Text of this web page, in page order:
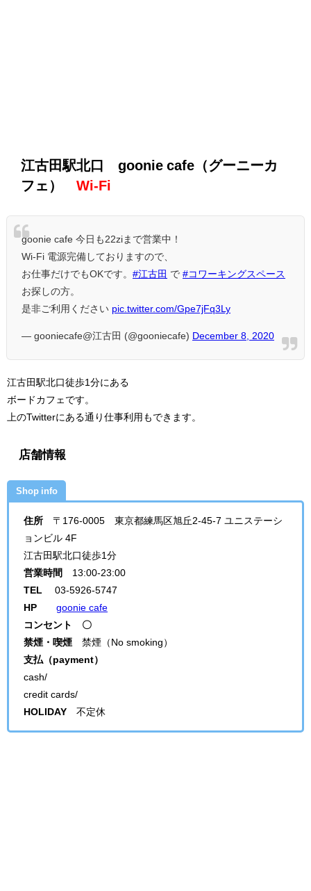
江古田駅北口 goonie cafe（グーニーカ
フェ） Wi-Fi
goonie cafe 今日も22ziまで営業中！
Wi-Fi 電源完備しておりますので、
お仕事だけでもOKです。 #江古田 で #コワーキングスペース
お探しの方。
是非ご利用ください pic.twitter.com/Gpe7jFq3Ly
— gooniecafe@江古田 (@gooniecafe) December 8, 2020
江古田駅北口徒歩1分にある
ボードカフェです。
上のTwitterにある通り仕事利用もできます。
店舗情報
Shop info
住所 〒176-0005 東京都練馬区旭丘2-45-7 ユニステーシ
ョンビル 4F
江古田駅北口徒歩1分
営業時間
13:00-23:00
TEL 03-5926-5747
HP
goonie cafe
コンセント 〇
禁煙・喫煙 禁煙（No smoking）
支払（payment）
cash/
credit cards/
HOLIDAY 不定休